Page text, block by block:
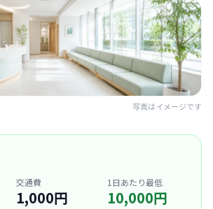
写真はイメージです
交通費
1,000円
1日あたり最低
10,000円